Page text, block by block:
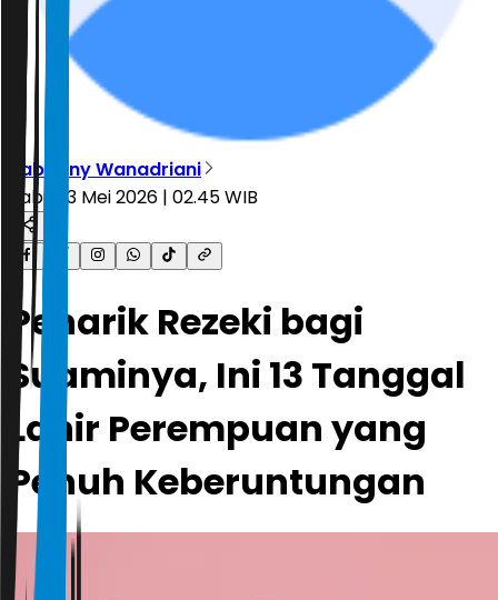
Rabbany Wanadriani
Rabu, 13 Mei 2026 | 02.45 WIB
Penarik Rezeki bagi
Suaminya, Ini 13 Tanggal
Lahir Perempuan yang
Penuh Keberuntungan